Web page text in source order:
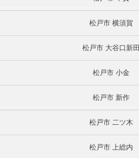
松戸市 横須賀
松戸市 大谷口新田
松戸市 小金
松戸市 新作
松戸市 二ツ木
松戸市 上総内